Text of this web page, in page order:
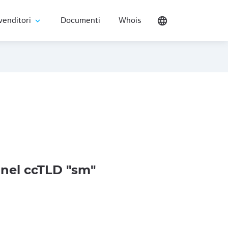
expand_more Documenti Whois language
ccTLD "sm"